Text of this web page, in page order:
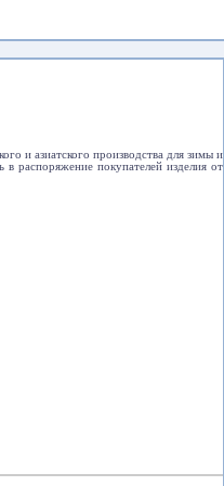
и азиатского производства для зимы и
распоряжение покупателей изделия от